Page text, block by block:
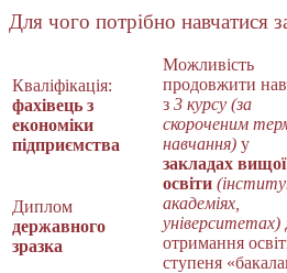
Для чого потрібно навчатися
Кваліфікація:
фахівець з
економіки
підприємства
Можливість
продовжити
з 3 курсу (за
скороченим
навчання) у
закладах вищої
освіти
академіях,
університетах)
отримання
ступеня
Диплом
державного
зразка